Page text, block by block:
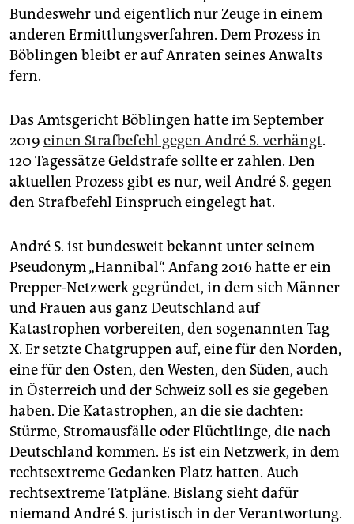
Bundeswehr und eigentlich nur Zeuge in einem
anderen Ermittlungsverfahren. Dem Prozess in
Böblingen bleibt er auf Anraten seines Anwalts
fern.
Das Amtsgericht Böblingen hatte im September
2019 einen Strafbefehl gegen André S. verhängt.
120 Tagessätze Geldstrafe sollte er zahlen. Den
aktuellen Prozess gibt es nur, weil André S. gegen
den Strafbefehl Einspruch eingelegt hat.
André S. ist bundesweit bekannt unter seinem
Pseudonym „Hannibal“. Anfang 2016 hatte er ein
Prepper-Netzwerk gegründet, in dem sich Männer
und Frauen aus ganz Deutschland auf
Katastrophen vorbereiten, den sogenannten Tag
X. Er setzte Chatgruppen auf, eine für den Norden,
eine für den Osten, den Westen, den Süden, auch
in Österreich und der Schweiz soll es sie gegeben
haben. Die Katas­trophen, an die sie dachten:
Stürme, Stromausfälle oder Flüchtlinge, die nach
Deutschland kommen. Es ist ein Netzwerk, in dem
rechtsextreme Gedanken Platz hatten. Auch
rechtsextreme Tatpläne. Bislang sieht dafür
niemand André S. juristisch in der Verantwortung.